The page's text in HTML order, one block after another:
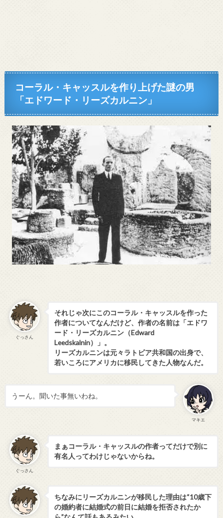
コーラル・キャッスルを作り上げた謎の男
「エドワード・リーズカルニン」
ぐっさん
それじゃ次にこのコーラル・キャッスルを作った
作者についてなんだけど、作者の名前は「エドワ
ード・リーズカルニン（Edward
Leedskalnin）」。
リーズカルニンは元々ラトビア共和国の出身で、
若いころにアメリカに移民してきた人物なんだ。
マキエ
うーん。聞いた事無いわね。
ぐっさん
まぁコーラル・キャッスルの作者ってだけで別に
有名人ってわけじゃないからね。
ちなみにリーズカルニンが移民した理由は“10歳下
の婚約者に結婚式の前日に結婚を拒否されたか